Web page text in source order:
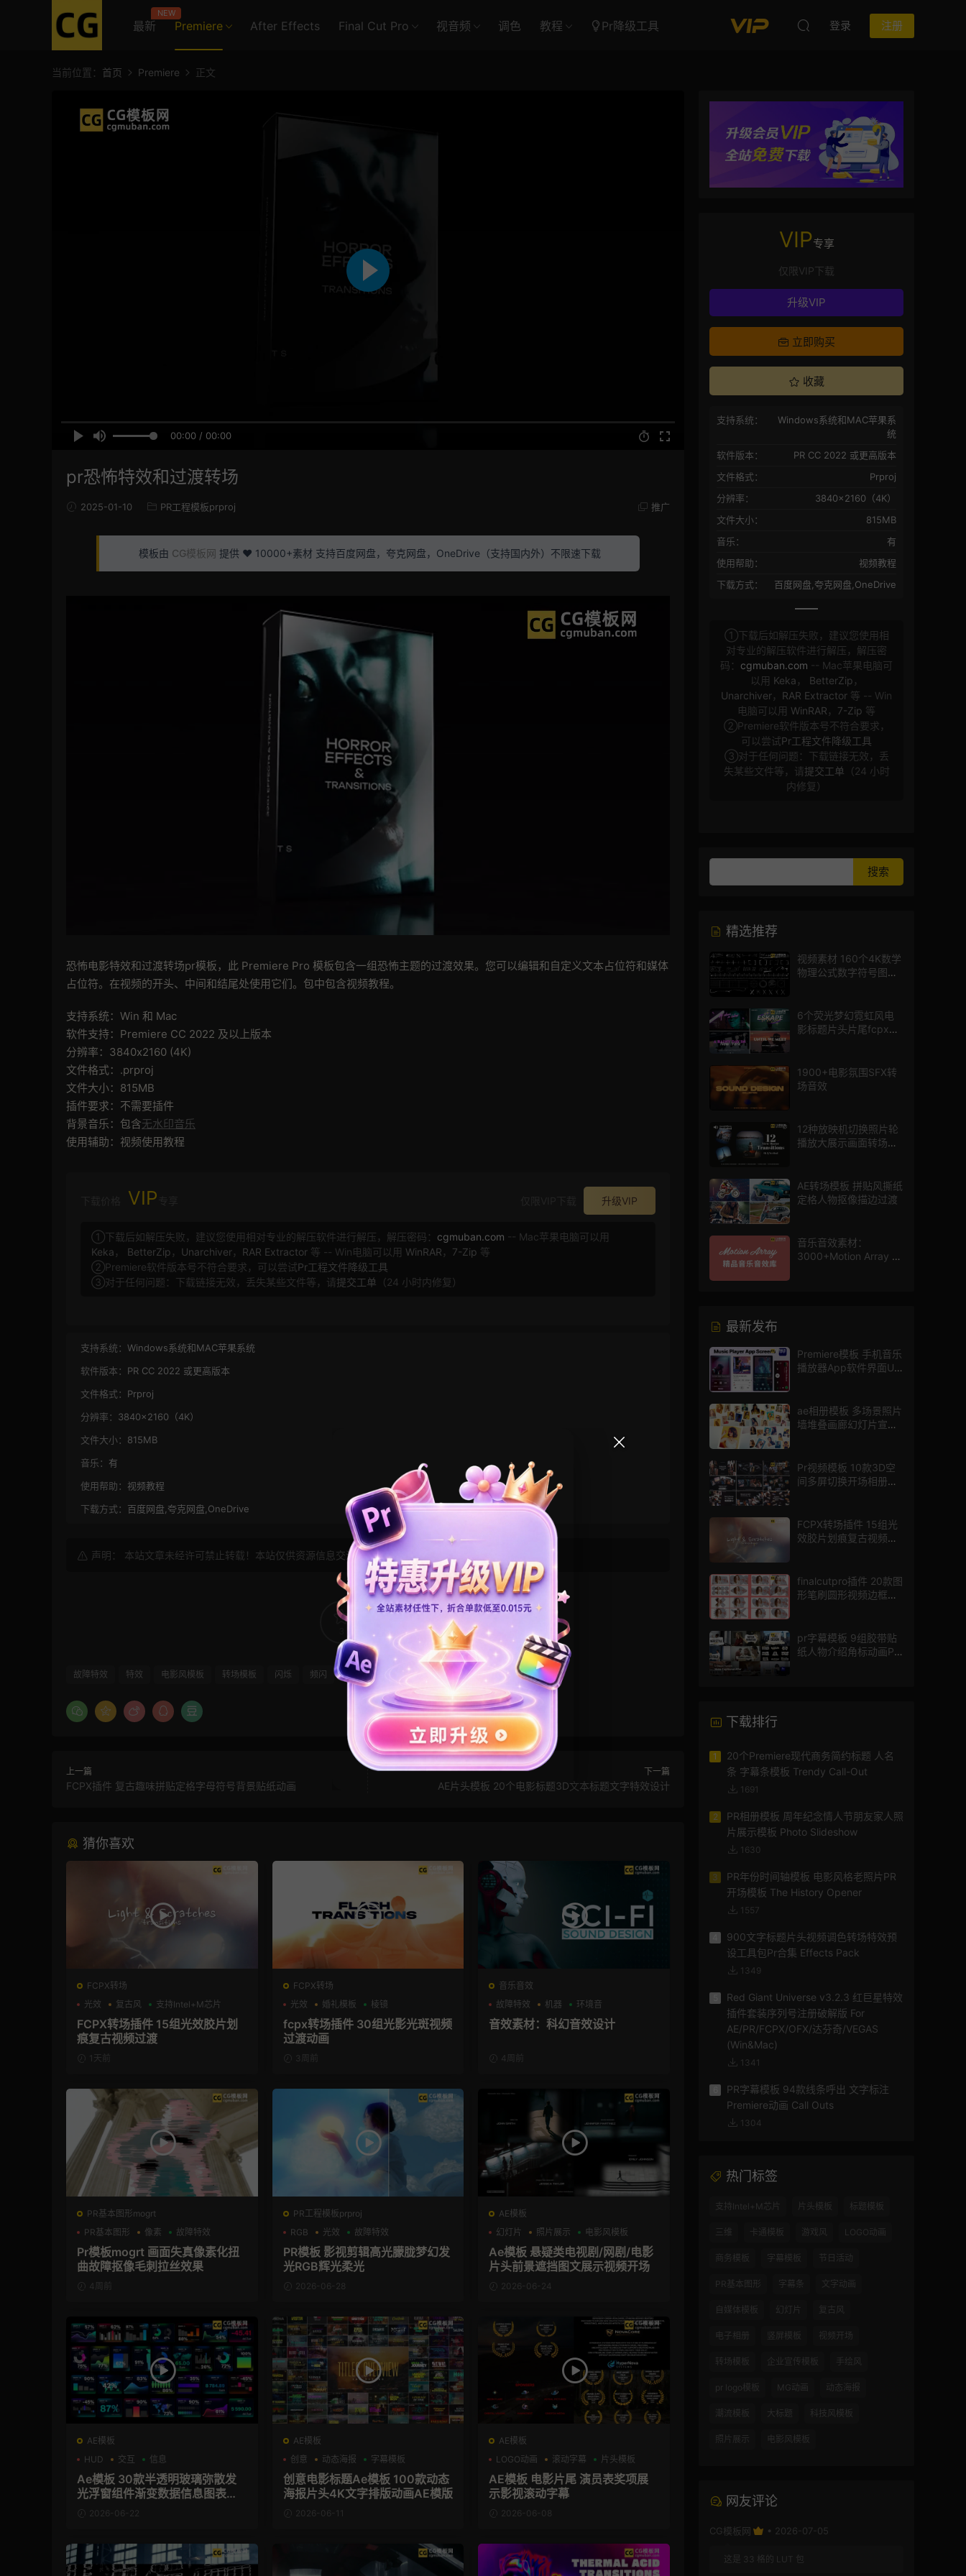
最新
NEW
Premiere After Effects Final Cut Pro 视音频 调色 教程 Pr降级工具 登录 注册
当前位置： 首页 Premiere 正文
00:00 / 00:00
pr恐怖特效和过渡转场
2025-01-10 PR工程模板prproj 推广
模板由 CG模板网 提供 ❤️ 10000+素材 支持百度网盘，夸克网盘，OneDrive（支持国内外）不限速下载
恐怖电影特效和过渡转场pr模板，此 Premiere Pro 模板包含一组恐怖主题的过渡效果。您可以编辑和自定义文本占位符和媒体
占位符。在视频的开头、中间和结尾处使用它们。包中包含视频教程。
支持系统：Win 和 Mac
软件支持：Premiere CC 2022 及以上版本
分辨率：3840x2160 (4K)
文件格式：.prproj
文件大小：815MB
插件要求：不需要插件
背景音乐：包含无水印音乐
使用辅助：视频使用教程
VIP 升级VIP
①下载后如解压失败，建议您使用相对专业的解压软件进行解压，解压密码： cgmuban.com -- Mac苹果电脑可以用
Keka ， BetterZip ， Unarchiver， RAR Extractor 等 -- Win电脑可以用 WinRAR ， 7-Zip 等
②Premiere软件版本号不符合要求，可以尝试Pr工程文件降级工具
③对于任何问题：下载链接无效，丢失某些文件等，请提交工单 （24 小时内修复）
支持系统： Windows系统和MAC苹果系统
软件版本： PR CC 2022 或更高版本
文件格式： Prproj
分辨率： 3840×2160（4K）
文件大小： 815MB
音乐： 有
使用帮助： 视频教程
下载方式： 百度网盘,夸克网盘,OneDrive
声明： 本站文章未经许可禁止转载！本站仅供资源信息交流学习， 版权说明
故障特效 特效 电影风模板 转场模板 闪烁 频闪
上一篇
FCPX插件 复古趣味拼贴定格字母符号背景贴纸动画
下一篇
AE片头模板 20个电影标题3D文本标题文字特效设计
猜你喜欢
FCPX转场
光效
复古风 支持Intel+M芯片
FCPX转场插件 15组光效胶片划
痕复古视频过渡
1天前
FCPX转场
光效
婚礼模板 棱镜
fcpx转场插件 30组光影光斑视频
过渡动画
3周前
音乐音效
故障特效
机器 环境音
音效素材：科幻音效设计
4周前
PR基本图形mogrt
PR基本图形
像素 故障特效
Pr模板mogrt 画面失真像素化扭
曲故障抠像毛刺拉丝效果
4周前
PR工程模板prproj
RGB
光效 故障特效
PR模板 影视剪辑高光朦胧梦幻发
光RGB辉光柔光
2026-06-28
AE模板
幻灯片
照片展示 电影风模板
Ae模板 悬疑类电视剧/网剧/电影
片头前景遮挡图文展示视频开场
2026-06-24
AE模板
HUD
交互 信息
Ae模板 30款半透明玻璃弥散发
光浮窗组件渐变数据信息图表卡
2026-06-22
AE模板
创意
动态海报 字幕模板
创意电影标题Ae模板 100款动态
海报片头4K文字排版动画AE模版
2026-06-11
AE模板
LOGO动画
滚动字幕 片头模板
AE模板 电影片尾 演员表奖项展
示影视滚动字幕
2026-06-08
VIP专享
仅限VIP下载
升级VIP
立即购买
收藏
支持系统：
Windows系统和MAC苹果系
统
软件版本：
PR CC 2022 或更高版本
文件格式：
Prproj
分辨率：
3840×2160（4K）
文件大小：
815MB
音乐：
有
使用帮助：
视频教程
下载方式：
百度网盘,夸克网盘,OneDrive
①下载后如解压失败，建议您使用相
对专业的解压软件进行解压，解压密
码： cgmuban.com -- Mac苹果电脑可
以用 Keka ， BetterZip ，
Unarchiver， RAR Extractor 等 -- Win
电脑可以用 WinRAR ， 7-Zip 等
②Premiere软件版本号不符合要求，
可以尝试Pr工程文件降级工具
③对于任何问题：下载链接无效，丢
失某些文件等，请提交工单 （24 小时
内修复）
精选推荐
视频素材 160个4K数学
物理公式数字符号图标
6个荧光梦幻霓虹风电
影标题片头片尾fcpx插
1900+电影氛围SFX转
场音效
12种放映机切换照片轮
播放大展示画面转场动
AE转场模板 拼贴风撕纸
定格人物抠像描边过渡
音乐音效素材：
3000+Motion Array 影
最新发布
Premiere模板 手机音乐
播放器App软件界面UI
ae相册模板 多场景照片
墙堆叠画廊幻灯片宣传
Pr视频模板 10款3D空
间多屏切换开场相册视
FCPX转场插件 15组光
效胶片划痕复古视频过
finalcutpro插件 20款图
形笔刷圆形视频边框遮
pr字幕模板 9组胶带贴
纸人物介绍角标动画PR
下载排行
1
20个Premiere现代商务简约标题 人名
条 字幕条模板 Trendy Call-Out
1691
2
PR相册模板 周年纪念情人节朋友家人照
片展示模板 Photo Slideshow
1630
3
PR年份时间轴模板 电影风格老照片PR
开场模板 The History Opener
1557
900文字标题片头视频调色转场特效预
设工具包Pr合集 Effects Pack
1349
Red Giant Universe v3.2.3 红巨星特效
插件套装序列号注册破解版 For
AE/PR/FCPX/OFX/达芬奇/VEGAS
(Win&Mac)
1341
PR字幕模板 94款线条呼出 文字标注
Premiere动画 Call Outs
1304
热门标签
支持Intel+M芯片 片头模板 标题模板
三维 卡通模板 游戏风 LOGO动画
商务模板 字幕模板 节日活动
PR基本图形 字幕条 文字动画
自媒体模板 幻灯片 复古风
电子相册 竖屏模板 视频开场
转场模板 企业宣传模板 手绘风
pr logo模板 MG动画 动态海报
潮流模板 大标题 科技风模板
照片展示 电影风模板
网友评论
CG模板网 • 2026-07-05
这是 33 格的 LUT 包